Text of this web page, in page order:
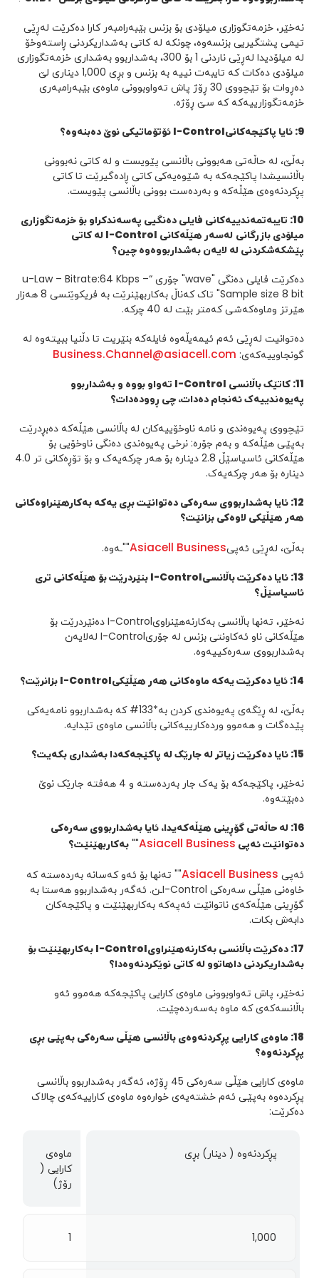
نەخێر، خزمەتگوزاری میلۆدی بۆ بزنس بێبەرامبەر کارا دەکرێت لەڕێی
تیمی پشتگیریی بزنسەوە، چونکە لە کاتی بەشداریکردنی ڕاستەوخۆ
لە میلۆدیدا لەڕێی ناردنی 1 بۆ 300، بەشداربوو بەشداری خزمەتگوزاری
میلۆدی دەکات کە تایبەت نییە بە بزنس و بڕی 1,000 دیناری لێ
دەڕوات بۆ تێچووی 30 ڕۆژ پاش تەواوبوونی ماوەی بێبەرامبەری
خزمەتگوزارییەکە کە سێ ڕۆژە.
9
: ئایا پاکێجەکانیI-Control ئۆتۆماتیکی نوێ دەبنەوە؟
بەڵێ، لە حاڵەتی هەبوونی باڵانسی پێویست و لە کاتی نەبوونی
باڵانسیشدا پاکێجەکە بە شێوەیەکی کاتی ڕادەگیرێت تا کاتی
پڕکردنەوەی هێڵەکە و بەردەست بوونی باڵانسی پێویست.
10
: تایبەتمەندییەکانی فایلی دەنگیی پەسەندکراو بۆ خزمەتگوزاری
میلۆدی بازرگانی لەسەر هێڵەکانی
لە کاتی
پێشکەشکردنی لە لایەن بەشداربووەوە چین؟
دەکرێت فایلی دەنگی "wave" جۆری “u-Law – Bitrate:64 Kbps –
Sample size 8 bit" تاک کەناڵ بەکاربهێنرێت بە فریکوێنسی 8 هەزار
هێرتز وماوەکەشی کەمتر بێت لە 40 چرکە.
دەتوانیت لەڕێی ئەم ئیمەیڵەوە فایلەکە بنێریت تا دڵنیا ببیتەوە لە
گونجاوییەکەی: Business.Channel@asiacell.com
11
: کاتێک باڵانسی I-Control تەواو بووە و بەشداربوو
پەیوەندییەک ئەنجام دەدات، چی ڕوودەدات؟
تێچووی پەیوەندی و نامە ناوخۆییەکان لە باڵانسی هێڵەکە دەبڕدرێت
بەپێی هێڵەکە و بەم جۆرە: نرخی پەیوەندی دەنگی ناوخۆیی بۆ
هێڵەکانی ئاسیاسێڵ 2.8 دینارە بۆ هەر چرکەیەک و بۆ تۆڕەکانی تر 4.0
دینارە بۆ هەر چرکەیەک.
12
: ئایا بەشداربووی سەرەکی دەتوانێت بڕی یەکە بەکارهێنراوەکانی
هەر هێڵێکی لاوەکی بزانێت؟
بەڵێ، لەڕێی ئەپیAsiacell Business""ـەوە.
13: ئایا دەکرێت باڵانسیI-Control بنێردرێت بۆ هێڵەکانی تری
ئاسیاسێڵ؟
نەخێر، تەنها باڵانسی بەکارنەهێنراویI-Control دەنێردرێت بۆ
هێڵەکانی ناو ئەکاونتی بزنس لە جۆریI-Control لەلایەن
بەشداربووی سەرەکییەوە.
14: ئایا دەکرێت یەکە ماوەکانی هەر هێڵێکیI-Control بزانرێت؟
بەڵێ، لە ڕێگەی پەیوەندی کردن بە*133# کە بەشداربوو نامەیەکی
پێدەگات و هەموو وردەکارییەکانی باڵانسی ماوەی تێدایە.
15: ئایا دەکرێت زیاتر لە جارێک لە پاکێجەکەدا بەشداری بکەیت؟
نەخێر، پاکێجەکە بۆ یەک جار بەردەستە و 4 هەفتە جارێک نوێ
دەبێتەوە.
16
: لە حاڵەتی گۆڕینی هێڵەکەیدا، ئایا بەشداربووی سەرەکی
دەتوانێت ئەپی Asiacell Business
"" بەکاربهێنێت؟
ئەپی Asiacell Business"" تەنها بۆ ئەو کەسانە بەردەستە کە
خاوەنی هێڵی سەرەکی I-Controlـن. ئەگەر بەشداربوو هەستا بە
گۆڕینی هێڵەکەی ناتوانێت ئەپەکە بەکاربهێنێت و پاکێجەکان
دابەش بکات.
17
: دەکرێت باڵانسی بەکارنەهێنراویI-Control بەکاربهێنێتبۆ
بەشداریکردنی داهاتوو لە کاتی نوێکردنەوەدا؟
نەخێر، پاش تەواوبوونی ماوەی کارایی پاکێجەکە هەموو ئەو
باڵانسەکەی کە ماوە بەسەردەچێت.
18
: ماوەی کارایی پڕکردنەوەی باڵانسی هێڵی سەرەکی بەپێی بڕی
پڕکردنەوە؟
ماوەی کارایی هێڵی سەرەکی 45 ڕۆژە، ئەگەر بەشداربوو باڵانسی
پڕکردەوە بەپێی ئەم خشتەیەی خوارەوە ماوەی کاراییەکەی چالاک
دەکرێت:
پڕکردنەوە ( دینار) بڕی
ماوەی
کارایی (
رۆژ)
1,000
1